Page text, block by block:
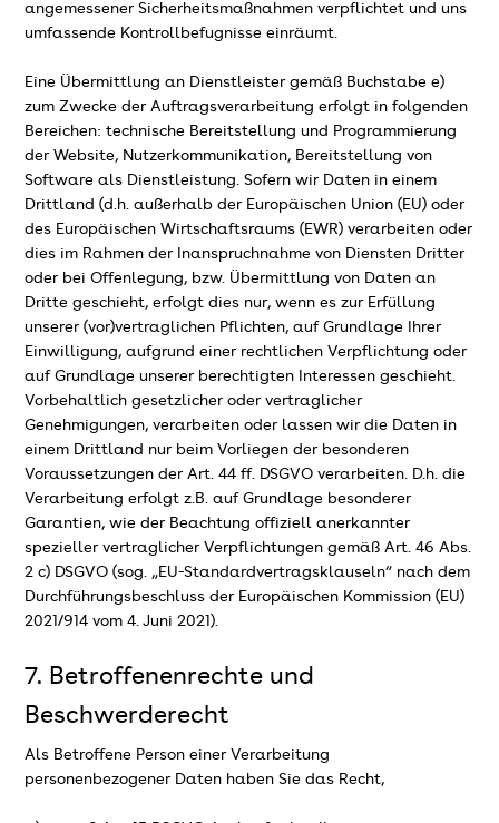
angemessener Sicherheitsmaßnahmen verpflichtet und uns
umfassende Kontrollbefugnisse einräumt.
Eine Übermittlung an Dienstleister gemäß Buchstabe e)
zum Zwecke der Auftragsverarbeitung erfolgt in folgenden
Bereichen: technische Bereitstellung und Programmierung
der Website, Nutzerkommunikation, Bereitstellung von
Software als Dienstleistung. Sofern wir Daten in einem
Drittland (d.h. außerhalb der Europäischen Union (EU) oder
des Europäischen Wirtschaftsraums (EWR) verarbeiten oder
dies im Rahmen der Inanspruchnahme von Diensten Dritter
oder bei Offenlegung, bzw. Übermittlung von Daten an
Dritte geschieht, erfolgt dies nur, wenn es zur Erfüllung
unserer (vor)vertraglichen Pflichten, auf Grundlage Ihrer
Einwilligung, aufgrund einer rechtlichen Verpflichtung oder
auf Grundlage unserer berechtigten Interessen geschieht.
Vorbehaltlich gesetzlicher oder vertraglicher
Genehmigungen, verarbeiten oder lassen wir die Daten in
einem Drittland nur beim Vorliegen der besonderen
Voraussetzungen der Art. 44 ff. DSGVO verarbeiten. D.h. die
Verarbeitung erfolgt z.B. auf Grundlage besonderer
Garantien, wie der Beachtung offiziell anerkannter
spezieller vertraglicher Verpflichtungen gemäß Art. 46 Abs.
2 c) DSGVO (sog. „EU-Standardvertragsklauseln“ nach dem
Durchführungsbeschluss der Europäischen Kommission (EU)
2021/914 vom 4. Juni 2021).
7. Betroffenenrechte und
Beschwerderecht
Als Betroffene Person einer Verarbeitung
personenbezogener Daten haben Sie das Recht,